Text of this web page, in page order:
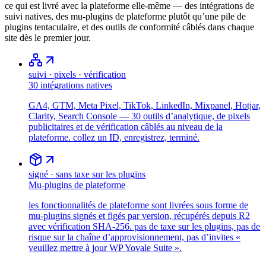
ce qui est livré avec la plateforme elle-même — des intégrations de
suivi natives, des mu-plugins de plateforme plutôt qu’une pile de
plugins tentaculaire, et des outils de conformité câblés dans chaque
site dès le premier jour.
suivi · pixels · vérification
30 intégrations natives
GA4, GTM, Meta Pixel, TikTok, LinkedIn, Mixpanel, Hotjar,
Clarity, Search Console — 30 outils d’analytique, de pixels
publicitaires et de vérification câblés au niveau de la
plateforme. collez un ID, enregistrez, terminé.
signé · sans taxe sur les plugins
Mu-plugins de plateforme
les fonctionnalités de plateforme sont livrées sous forme de
mu-plugins signés et figés par version, récupérés depuis R2
avec vérification SHA-256. pas de taxe sur les plugins, pas de
risque sur la chaîne d’approvisionnement, pas d’invites «
veuillez mettre à jour WP Yovale Suite ».